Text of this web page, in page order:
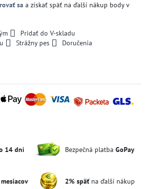
sa a získať späť na ďalší nákup body v
Pridať do V-skladu
Strážny pes
Doručenia
14 dní Bezpečná platba GoPay
2% späťna ďalší nákup